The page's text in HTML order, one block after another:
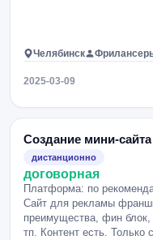
Челябинск
2025-03-09
Создание мини-сайта
дистанционно
договорная
Платформа: по
Сайт для рекламы
преимущества, фин
тп. Контент есть. Только